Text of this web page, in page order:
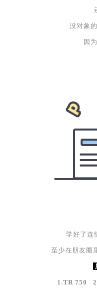
没对象
因
学好了连
至少在朋友圈
1.TR 750